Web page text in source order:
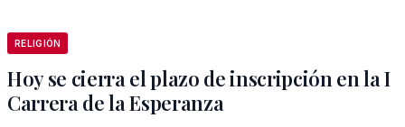
RELIGIÓN
Hoy se cierra el plazo de inscripción en la I
Carrera de la Esperanza